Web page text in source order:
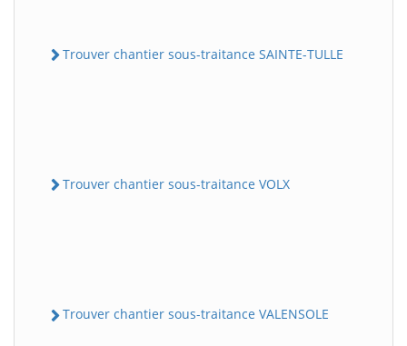
Trouver chantier sous-traitance SAINTE-TULLE
Trouver chantier sous-traitance VOLX
Trouver chantier sous-traitance VALENSOLE